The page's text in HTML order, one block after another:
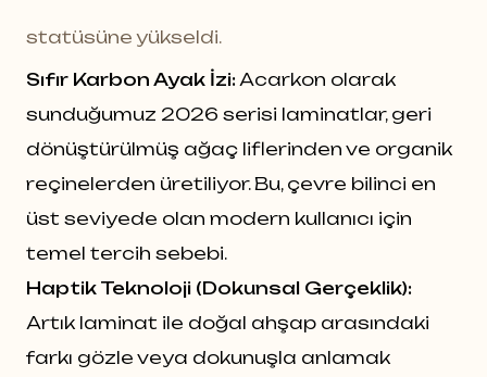
statüsüne yükseldi.
Sıfır Karbon Ayak İzi: Acarkon olarak
sunduğumuz 2026 serisi laminatlar, geri
dönüştürülmüş ağaç liflerinden ve organik
reçinelerden üretiliyor. Bu, çevre bilinci en
üst seviyede olan modern kullanıcı için
temel tercih sebebi.
Haptik Teknoloji (Dokunsal Gerçeklik):
Artık laminat ile doğal ahşap arasındaki
farkı gözle veya dokunuşla anlamak